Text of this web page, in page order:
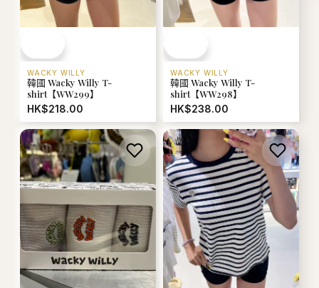
WACKY WILLY
韓國 Wacky Willy T-
shirt【WW299】
HK$218.00
WACKY WILLY
韓國 Wacky Willy T-
shirt【WW298】
HK$238.00